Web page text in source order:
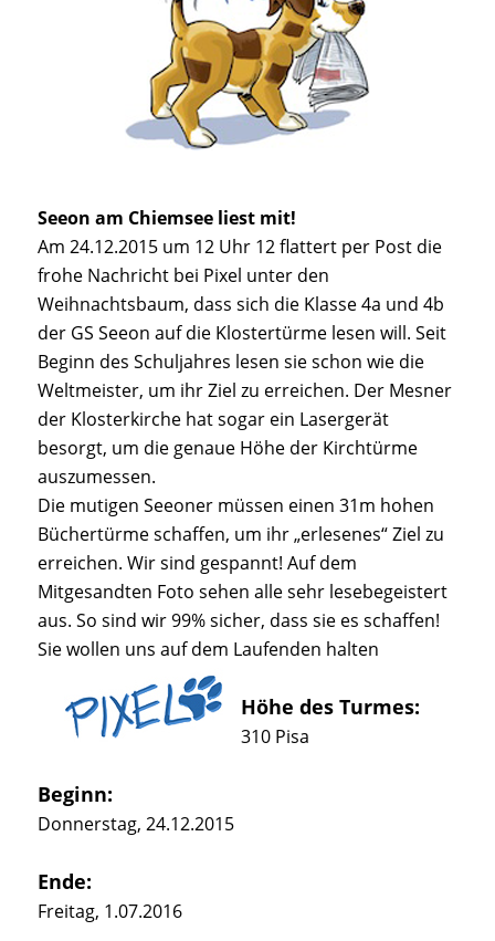
Seeon am Chiemsee liest mit!
Am 24.12.2015 um 12 Uhr 12 flattert per Post die
frohe Nachricht bei Pixel unter den
Weihnachtsbaum, dass sich die Klasse 4a und 4b
der GS Seeon auf die Klostertürme lesen will. Seit
Beginn des Schuljahres lesen sie schon wie die
Weltmeister, um ihr Ziel zu erreichen. Der Mesner
der Klosterkirche hat sogar ein Lasergerät
besorgt, um die genaue Höhe der Kirchtürme
auszumessen.
Die mutigen Seeoner müssen einen 31m hohen
Büchertürme schaffen, um ihr „erlesenes“ Ziel zu
erreichen. Wir sind gespannt! Auf dem
Mitgesandten Foto sehen alle sehr lesebegeistert
aus. So sind wir 99% sicher, dass sie es schaffen!
Sie wollen uns auf dem Laufenden halten
Höhe des Turmes:
310 Pisa
Beginn:
Donnerstag, 24.12.2015
Ende:
Freitag, 1.07.2016